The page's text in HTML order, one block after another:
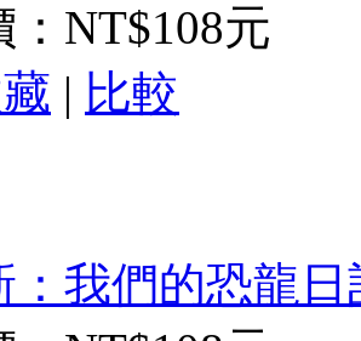
NT$108元
| 比較
我們的恐龍日